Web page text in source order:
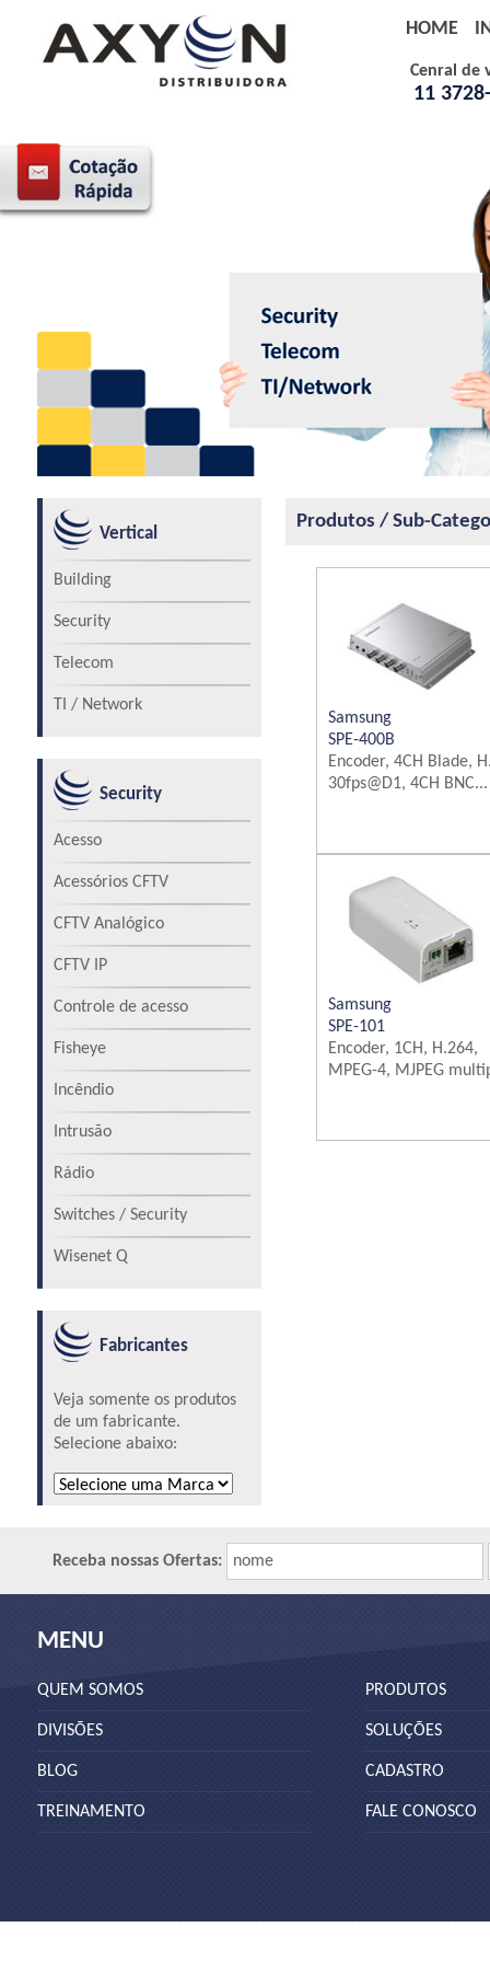
Cenral de
11
HOME
Vertical
Building
Security
Telecom
TI / Network
Security
Acesso
Acessórios CFTV
CFTV Analógico
CFTV IP
Controle de acesso
Fisheye
Incêndio
Intrusão
Rádio
Switches / Security
Wisenet Q
Fabricantes
Veja somente os produtos
de um fabricante.
Selecione abaixo:
Produtos / Sub-
Samsung
SPE-400B
Encoder, 4CH Blade,
30fps@D1, 4CH BNC...
Samsung
SPE-101
Encoder, 1CH, H.264,
MPEG-4, MJPEG
Receba nossas Ofertas: nome
MENU
QUEM SOMOS
DIVISÕES
BLOG
TREINAMENTO
PRODUTOS
SOLUÇÕES
CADASTRO
FALE CONOSCO